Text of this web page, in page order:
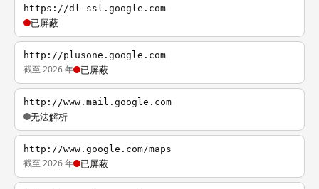
https://dl-ssl.google.com
已屏蔽
http://plusone.google.com
截至 2026 年 已屏蔽
http://www.mail.google.com
无法解析
http://www.google.com/maps
截至 2026 年 已屏蔽